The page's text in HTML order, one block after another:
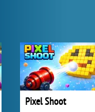
Pixel Shoot